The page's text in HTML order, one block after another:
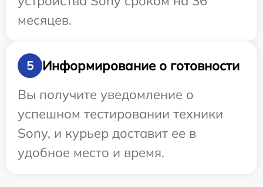
месяцев.
5
Информирование о готовности
Вы получите уведомление о
успешном тестировании техники
Sony, и курьер доставит ее в
удобное место и время.